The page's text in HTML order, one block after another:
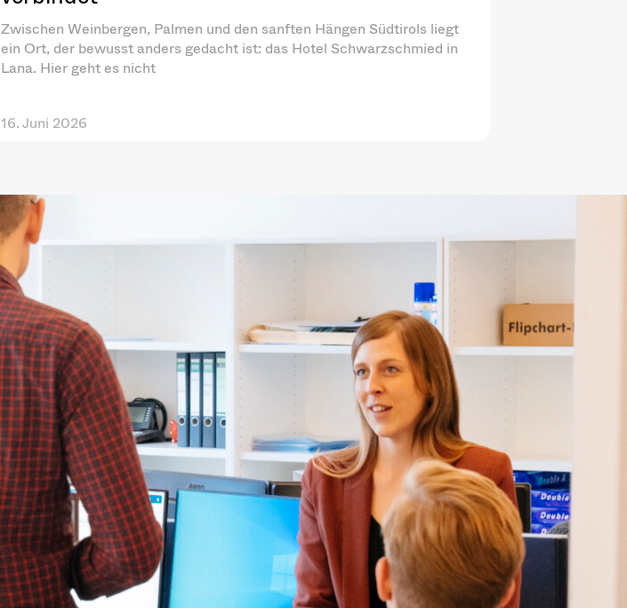
Zwischen Weinbergen, Palmen und den sanften Hängen Südtirols liegt
ein Ort, der bewusst anders gedacht ist: das Hotel Schwarzschmied in
Lana. Hier geht es nicht
16. Juni 2026